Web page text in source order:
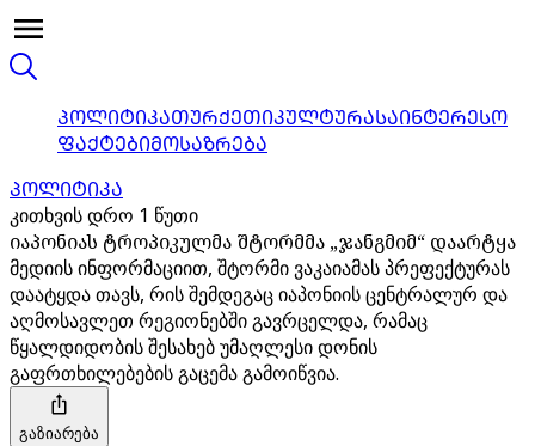
ᲞᲝᲚᲘᲢᲘᲙᲐᲗᲣᲠᲥᲔᲗᲘᲙᲣᲚᲢᲣᲠᲐᲡᲐᲘᲜᲢᲔᲠᲔᲡᲝ
ᲤᲐᲥᲢᲔᲑᲘᲛᲝᲡᲐᲖᲠᲔᲑᲐ
ᲞᲝᲚᲘᲢᲘᲙᲐ
კითხვის დრო 1 წუთი
იაპონიას ტროპიკულმა შტორმმა „ჯანგმიმ“ დაარტყა
მედიის ინფორმაციით, შტორმი ვაკაიამას პრეფექტურას
დაატყდა თავს, რის შემდეგაც იაპონიის ცენტრალურ და
აღმოსავლეთ რეგიონებში გავრცელდა, რამაც
წყალდიდობის შესახებ უმაღლესი დონის
გაფრთხილებების გაცემა გამოიწვია.
გაზიარება